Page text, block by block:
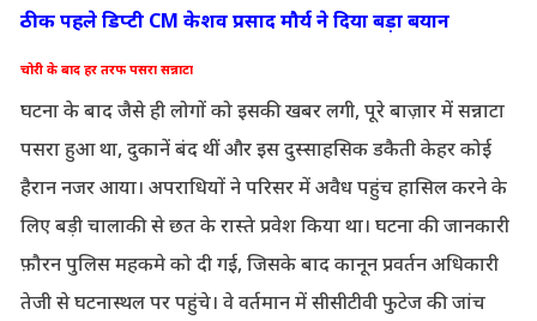
ठीक पहले डिप्टी CM केशव प्रसाद मौर्य ने दिया बड़ा बयान
चोरी के बाद हर तरफ पसरा सन्नाटा
घटना के बाद जैसे ही लोगों को इसकी खबर लगी, पूरे बाज़ार में सन्नाटा
पसरा हुआ था, दुकानें बंद थीं और इस दुस्साहसिक डकैती केहर कोई
हैरान नजर आया। अपराधियों ने परिसर में अवैध पहुंच हासिल करने के
लिए बड़ी चालाकी से छत के रास्ते प्रवेश किया था। घटना की जानकारी
फ़ौरन पुलिस महकमे को दी गई, जिसके बाद कानून प्रवर्तन अधिकारी
तेजी से घटनास्थल पर पहुंचे। वे वर्तमान में सीसीटीवी फुटेज की जांच